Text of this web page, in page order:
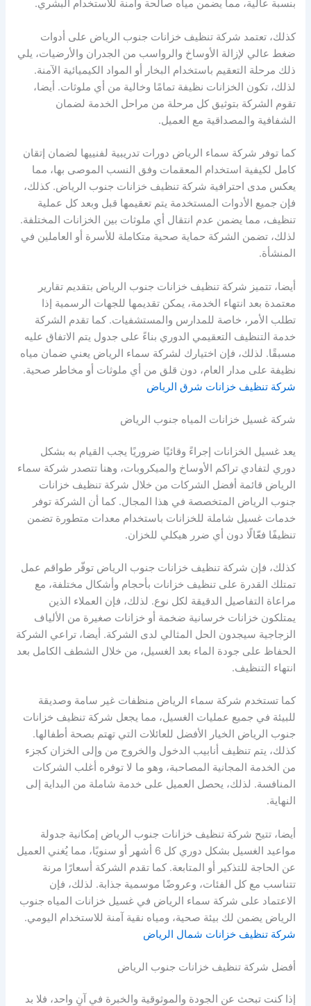
بنسبة عالية، مما يضمن مياه صالحة وآمنة للاستخدام البشري.
كذلك، تعتمد شركة تنظيف خزانات جنوب الرياض على أدوات
ضغط عالي لإزالة الأوساخ والرواسب من الجدران والأرضيات، يلي
ذلك مرحلة التعقيم باستخدام البخار أو المواد الكيميائية الآمنة.
لذلك، تكون الخزانات نظيفة تمامًا وخالية من أي ملوثات. أيضا،
تقوم الشركة بتوثيق كل مرحلة من مراحل الخدمة لضمان
الشفافية والمصداقية مع العميل.
كما توفر شركة سماء الرياض دورات تدريبية لفنييها لضمان إتقان
كامل لكيفية استخدام المعقمات وفق النسب الموصى بها، مما
يعكس مدى احترافية شركة تنظيف خزانات جنوب الرياض. كذلك،
فإن جميع الأدوات المستخدمة يتم تعقيمها قبل وبعد كل عملية
تنظيف، مما يضمن عدم انتقال أي ملوثات بين الخزانات المختلفة.
لذلك، تضمن الشركة حماية صحية متكاملة للأسرة أو العاملين في
المنشأة.
أيضا، تتميز شركة تنظيف خزانات جنوب الرياض بتقديم تقارير
معتمدة بعد انتهاء الخدمة، يمكن تقديمها للجهات الرسمية إذا
تطلب الأمر، خاصة للمدارس والمستشفيات. كما تقدم الشركة
خدمة التنظيف التعقيمي الدوري بناءً على جدول يتم الاتفاق عليه
مسبقًا. لذلك، فإن اختيارك لشركة سماء الرياض يعني ضمان مياه
نظيفة على مدار العام، دون قلق من أي ملوثات أو مخاطر صحية.
شركة تنظيف خزانات شرق الرياض
شركة غسيل خزانات المياه جنوب الرياض
يعد غسيل الخزانات إجراءً وقائيًا ضروريًا يجب القيام به بشكل
دوري لتفادي تراكم الأوساخ والميكروبات، وهنا تتصدر شركة سماء
الرياض قائمة أفضل الشركات من خلال شركة تنظيف خزانات
جنوب الرياض المتخصصة في هذا المجال. كما أن الشركة توفر
خدمات غسيل شاملة للخزانات باستخدام معدات متطورة تضمن
تنظيفًا فعّالًا دون أي ضرر هيكلي للخزان.
كذلك، فإن شركة تنظيف خزانات جنوب الرياض توفّر طواقم عمل
تمتلك القدرة على تنظيف خزانات بأحجام وأشكال مختلفة، مع
مراعاة التفاصيل الدقيقة لكل نوع. لذلك، فإن العملاء الذين
يمتلكون خزانات خرسانية ضخمة أو خزانات صغيرة من الألياف
الزجاجية سيجدون الحل المثالي لدى الشركة. أيضا، تراعي الشركة
الحفاظ على جودة الماء بعد الغسيل، من خلال الشطف الكامل بعد
انتهاء التنظيف.
كما تستخدم شركة سماء الرياض منظفات غير سامة وصديقة
للبيئة في جميع عمليات الغسيل، مما يجعل شركة تنظيف خزانات
جنوب الرياض الخيار الأفضل للعائلات التي تهتم بصحة أطفالها.
كذلك، يتم تنظيف أنابيب الدخول والخروج من وإلى الخزان كجزء
من الخدمة المجانية المصاحبة، وهو ما لا توفره أغلب الشركات
المنافسة. لذلك، يحصل العميل على خدمة شاملة من البداية إلى
النهاية.
أيضا، تتيح شركة تنظيف خزانات جنوب الرياض إمكانية جدولة
مواعيد الغسيل بشكل دوري كل 6 أشهر أو سنويًا، مما يُغني العميل
عن الحاجة للتذكير أو المتابعة. كما تقدم الشركة أسعارًا مرنة
تتناسب مع كل الفئات، وعروضًا موسمية جذابة. لذلك، فإن
الاعتماد على شركة سماء الرياض في غسيل خزانات المياه جنوب
الرياض يضمن لك بيئة صحية، ومياه نقية آمنة للاستخدام اليومي.
شركة تنظيف خزانات شمال الرياض
أفضل شركة تنظيف خزانات جنوب الرياض
إذا كنت تبحث عن الجودة والموثوقية والخبرة في آنٍ واحد، فلا بد